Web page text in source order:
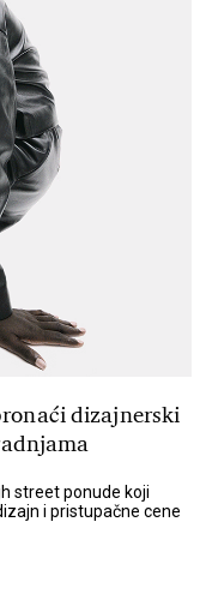
dizajnerski
street ponude koji
i pristupačne cene